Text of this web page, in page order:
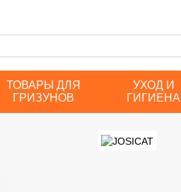
ТОВАРЫ ДЛЯ
ГРИЗУНОВ
УХОД И
ГИГИЕНА